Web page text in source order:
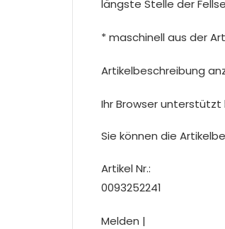
längste Stelle der
* maschinell aus der
Artikelbeschreibung
Ihr Browser unterstützt
Sie können die
Artikel Nr.:
0093252241
Melden |